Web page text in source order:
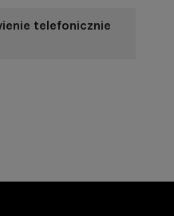
telefonicznie